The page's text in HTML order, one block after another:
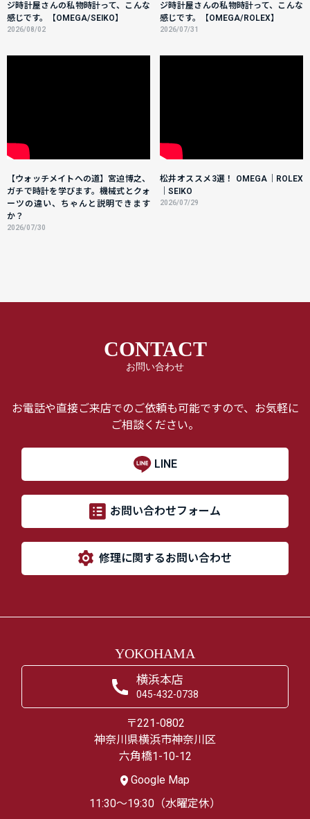
ジ時計屋さんの私物時計って、こんな
感じです。【OMEGA/SEIKO】
2026/08/02
ジ時計屋さんの私物時計って、こんな
感じです。【OMEGA/ROLEX】
2026/07/31
【ウォッチメイトへの道】宮迫博之、
ガチで時計を学びます。機械式とクォ
ーツの違い、ちゃんと説明できます
か？
2026/07/30
松井オススメ3選！ OMEGA｜ROLEX
｜SEIKO
2026/07/29
CONTACT
お問い合わせ
お電話や直接ご来店でのご依頼も可能ですので、お気軽に
ご相談ください。
LINE
お問い合わせフォーム
修理に関するお問い合わせ
YOKOHAMA
横浜本店
045-432-0738
〒221-0802
神奈川県横浜市神奈川区
六角橋1-10-12
Google Map
11:30～19:30（水曜定休）